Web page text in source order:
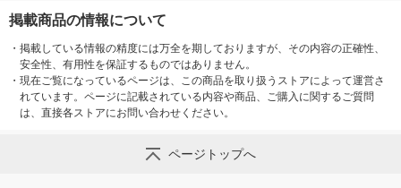
掲載商品の情報について
・ 掲載している情報の精度には万全を期しておりますが、その内容の正確性、
安全性、有用性を保証するものではありません。
・ 現在ご覧になっているページは、この商品を取り扱うストアによって運営さ
れています。ページに記載されている内容や商品、ご購入に関するご質問
は、直接各ストアにお問い合わせください。
ページトップへ